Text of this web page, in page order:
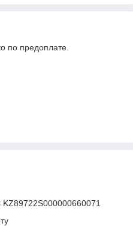
по предоплате.